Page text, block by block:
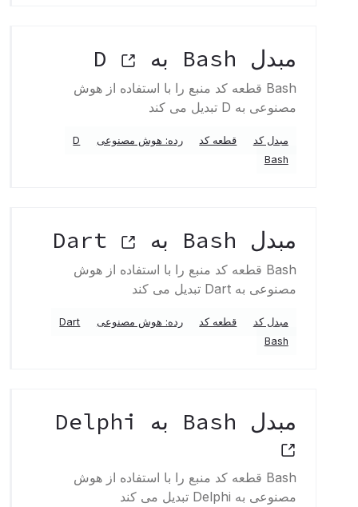
مبدل Bash به D
Bash قطعه کد منبع را با استفاده از هوش
مصنوعی به D تبدیل می کند
مبدل کد قطعه کد رده: هوش مصنوعی
D
Bash
مبدل Bash به Dart
Bash قطعه کد منبع را با استفاده از هوش
مصنوعی به Dart تبدیل می کند
مبدل کد قطعه کد رده: هوش مصنوعی
Dart
Bash
مبدل Bash به Delphi
Bash قطعه کد منبع را با استفاده از هوش
مصنوعی به Delphi تبدیل می کند